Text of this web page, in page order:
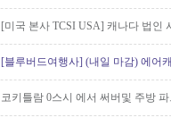
[미국 본사 TCSI USA] 캐나다 법인
[블루버드여행사] (내일 마감) 에어
코키틀람 0스시 에서 써버및 주방